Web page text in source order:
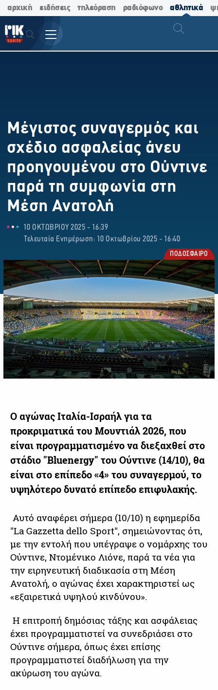
αρχική ειδήσεις τηλεόραση ραδιόφωνο αθλητικά
Μέγιστος συναγερμός και
σχέδιο ασφαλείας άνευ
προηγουμένου στο Ούντινε
παρά τη συμφωνία στη
Μέση Ανατολή
10 ΟΚΤΩΒΡΙΟΥ 2025 - 16:39
Τελευταία Ενημέρωση: 10 Οκτωβρίου 2025 - 16:40
ΠΟΔΟΣΦΑΙΡΟ
Ο αγώνας Ιταλία-Ισραήλ για τα
προκριματικά του Μουντιάλ 2026, που
είναι προγραμματισμένο να διεξαχθεί στο
στάδιο "Bluenergy" του Ούντινε (14/10), θα
είναι στο επίπεδο «4» του συναγερμού, το
υψηλότερο δυνατό επίπεδο επιφυλακής.
Αυτό αναφέρει σήμερα (10/10) η εφημερίδα
"La Gazzetta dello Sport", σημειώνοντας ότι,
με την εντολή που υπέγραψε ο νομάρχης του
Ούντινε, Ντομένικο Λιόνε, παρά τα νέα για
την ειρηνευτική διαδικασία στη Μέση
Ανατολή, ο αγώνας έχει χαρακτηριστεί ως
«εξαιρετικά υψηλού κινδύνου».
Η επιτροπή δημόσιας τάξης και ασφάλειας
έχει προγραμματιστεί να συνεδριάσει στο
Ούντινε σήμερα, όπως έχει επίσης
προγραμματιστεί διαδήλωση για την
ακύρωση του αγώνα.